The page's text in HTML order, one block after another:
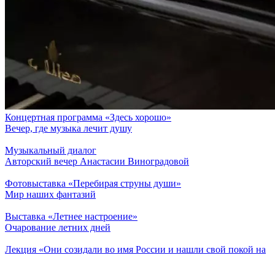
Концертная программа «Здесь хорошо»
Вечер, где музыка лечит душу
Музыкальный диалог
Авторский вечер Анастасии Виноградовой
Фотовыставка «Перебирая струны души»
Мир наших фантазий
Выставка «Летнее настроение»
Очарование летних дней
Лекция «Они созидали во имя России и нашли свой покой на